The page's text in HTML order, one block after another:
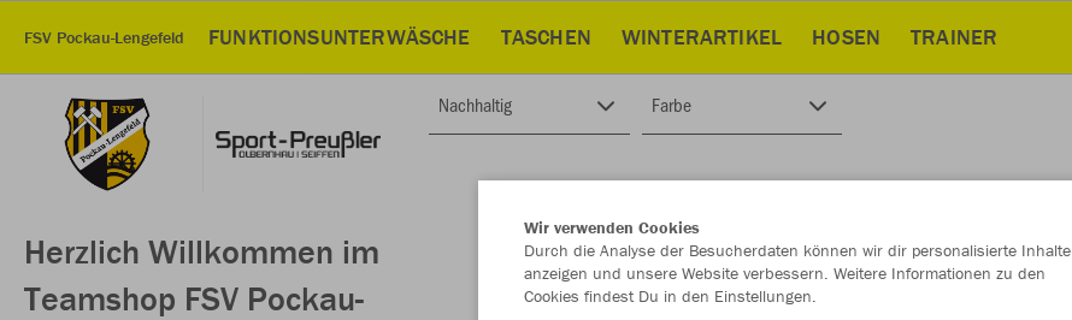
FSV Pockau-Lengefeld FUNKTIONSUNTERWÄSCHE TASCHEN WINTERARTIKEL HOSEN TRAINER
Herzlich Willkommen im
Teamshop FSV Pockau-
Nachhaltig Farbe
Wir verwenden Cookies
Durch die Analyse der Besucherdaten können wir dir personalisierte Inhalte
anzeigen und unsere Website verbessern. Weitere Informationen zu den
Cookies findest Du in den Einstellungen.